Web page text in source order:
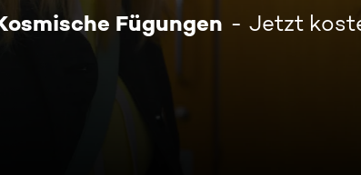
Fügungen Jetzt